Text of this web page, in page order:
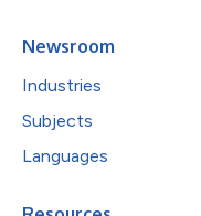
Newsroom
Industries
Subjects
Languages